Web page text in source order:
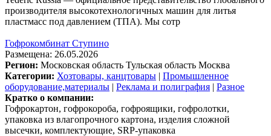
производителя высокотехнологичных машин для литья
пластмасс под давлением (ТПА). Мы сотр
Гофрокомбинат Ступино
Размещена: 26.05.2026
Регион: Московская область Тульская область Москва
Категории: Хозтовары, канцтовары | Промышленное
оборудование,материалы | Реклама и полиграфия | Разное
Кратко о компании:
Гофрокартон, гофрокороба, гофроящики, гофролотки,
упаковка из влагопрочного картона, изделия сложной
высечки, комплектующие, SRP-упаковка